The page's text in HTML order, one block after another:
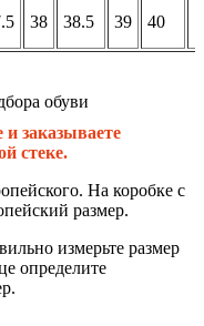
38 38.5 39 40
заказываете
стеке.
На коробке с
размер.
измерьте размер
определите